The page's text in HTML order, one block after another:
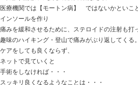
【モートン病】 もう良くならな
おはようございます